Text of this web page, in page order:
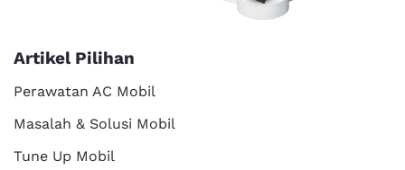
Artikel Pilihan
Perawatan AC Mobil
Masalah & Solusi Mobil
Tune Up Mobil